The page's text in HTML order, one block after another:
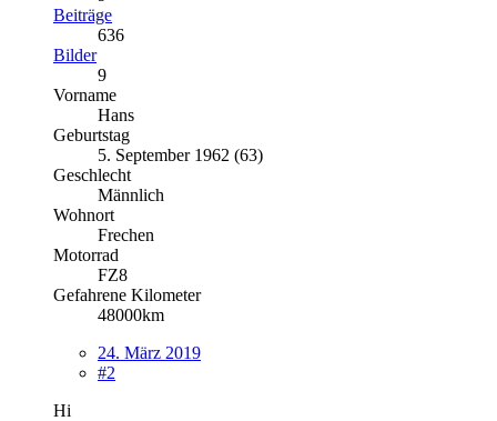
Beiträge
636
Bilder
9
Vorname
Hans
Geburtstag
5. September 1962 (63)
Geschlecht
Männlich
Wohnort
Frechen
Motorrad
FZ8
Gefahrene Kilometer
48000km
24. März 2019
#2
Hi